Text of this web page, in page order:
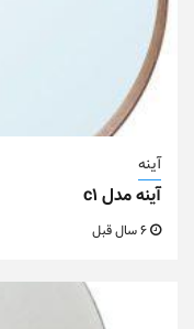
آینه
آینه مدل c1